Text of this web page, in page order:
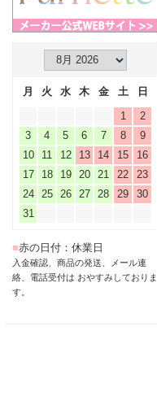
月 火 水 木 金 土
日
1
2
3
4 5 6 7 8
9
10
11 12 13 14 15
16
17
18 19 20 21 22
23
24
25 26 27 28 29
30
31
■赤の日付：休業日
入金確認、商品の発送、メール連
絡、電話受付は おやすみしておりま
す。